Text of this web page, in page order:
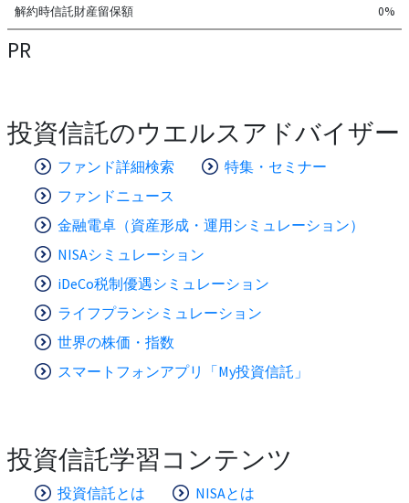
解約時信託財産留保額 0%
PR
投資信託のウエルスアドバイザー
ファンド詳細検索
特集・セミナー
ファンドニュース
金融電卓（資産形成・運用シミュレーション）
NISAシミュレーション
iDeCo税制優遇シミュレーション
ライフプランシミュレーション
世界の株価・指数
スマートフォンアプリ「My投資信託」
投資信託学習コンテンツ
投資信託とは NISAとは